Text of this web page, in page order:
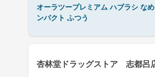
オーラツープレミアム ハブラシ な
ンパクト ふつう
杏林堂ドラッグストア 志都呂